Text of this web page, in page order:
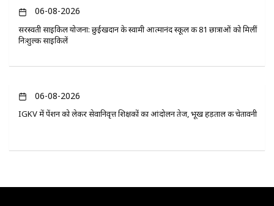
06-08-2026
सरस्वती साइकिल योजना: छुईखदान के स्वामी आत्मानंद स्कूल की 81 छात्राओं को मिलीं
निःशुल्क साइकिलें
06-08-2026
IGKV में पेंशन को लेकर सेवानिवृत्त शिक्षकों का आंदोलन तेज, भूख हड़ताल की चेतावनी